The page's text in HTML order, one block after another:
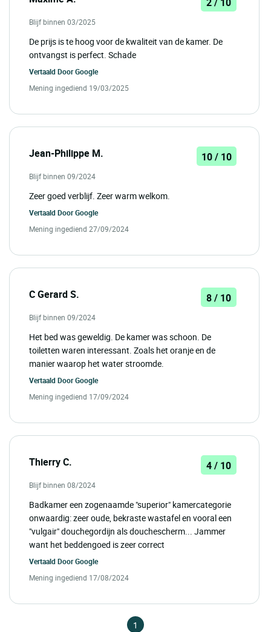
Blijf binnen 03/2025
De prijs is te hoog voor de kwaliteit van de kamer. De
ontvangst is perfect. Schade
Vertaald DoorGoogle
Mening ingediend 19/03/2025
Jean-Philippe M. 10 / 10
Blijf binnen 09/2024
Zeer goed verblijf. Zeer warm welkom.
Vertaald DoorGoogle
Mening ingediend 27/09/2024
C Gerard S. 8 / 10
Blijf binnen 09/2024
Het bed was geweldig. De kamer was schoon. De
toiletten waren interessant. Zoals het oranje en de
manier waarop het water stroomde.
Vertaald DoorGoogle
Mening ingediend 17/09/2024
Thierry C. 4 / 10
Blijf binnen 08/2024
Badkamer een zogenaamde "superior" kamercategorie
onwaardig: zeer oude, bekraste wastafel en vooral een
"vulgair" douchegordijn als douchescherm... Jammer
want het beddengoed is zeer correct
Vertaald DoorGoogle
Mening ingediend 17/08/2024
1